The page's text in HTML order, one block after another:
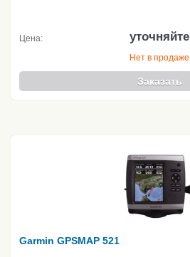
Цена: уточняйте
Нет в продаже
Заказать
Garmin GPSMAP 521